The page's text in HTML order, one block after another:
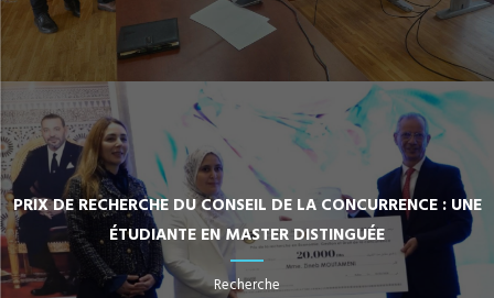
PRIX DE RECHERCHE DU CONSEIL DE LA CONCURRENCE : UNE
ÉTUDIANTE EN MASTER DISTINGUÉE
Recherche